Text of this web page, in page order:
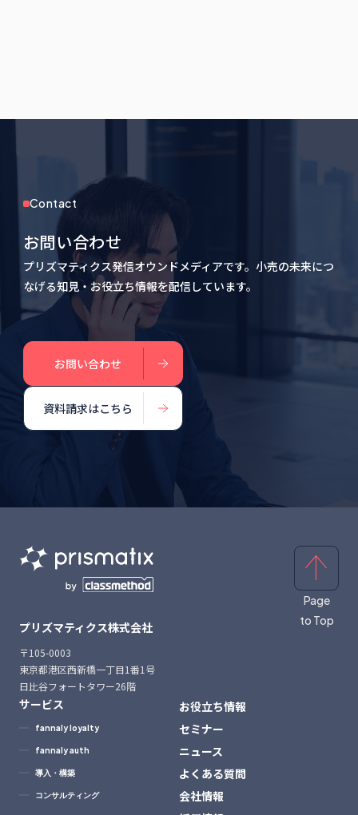
Contact
お問い合わせ
プリズマティクス発信オウンドメディアです。小売の未来につ
なげる知見・お役立ち情報を配信しています。
資料請求はこちら
プリズマティクス株式会社